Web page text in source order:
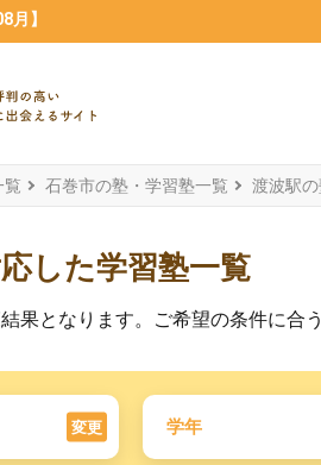
月】
覧 石巻市の塾・学習塾一覧 渡波駅
した学習塾一覧
果となります。ご希望の条件に合
変更 学年